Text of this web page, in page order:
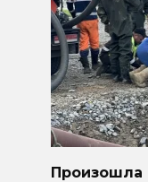
Произошла